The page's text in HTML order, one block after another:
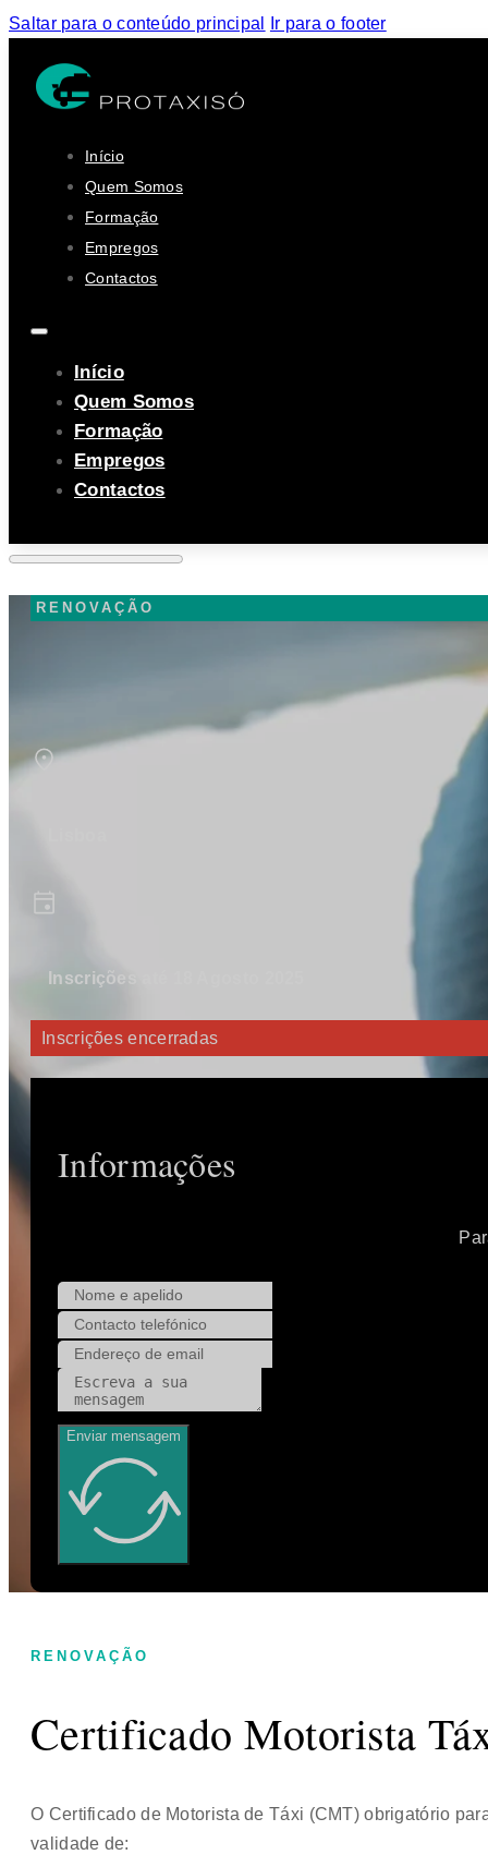
Saltar para o conteúdo principal Ir para o footer
Início
Quem Somos
Formação
Empregos
Contactos
Início
Quem Somos
Formação
Empregos
Contactos
RENOVAÇÃO
Inscrições até 18 Agosto 2025
Inscrições encerradas
Informações
Enviar mensagem
RENOVAÇÃO
Certificado Motorista
O Certificado de Motorista de Táxi (CMT) obrigatório
validade de: